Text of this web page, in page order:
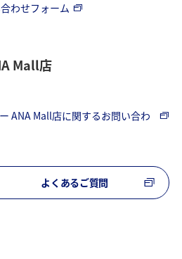
わせフォーム
Mall店
ANA Mall店に関するお問い合わ
よくあるご質問